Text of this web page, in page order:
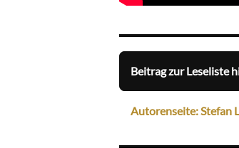
Beitrag zur Leseliste
Autorenseite: Stefan